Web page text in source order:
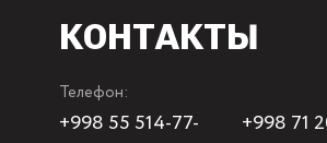
КОНТАКТЫ
Телефон:
+998 55 514-77-
+998 71